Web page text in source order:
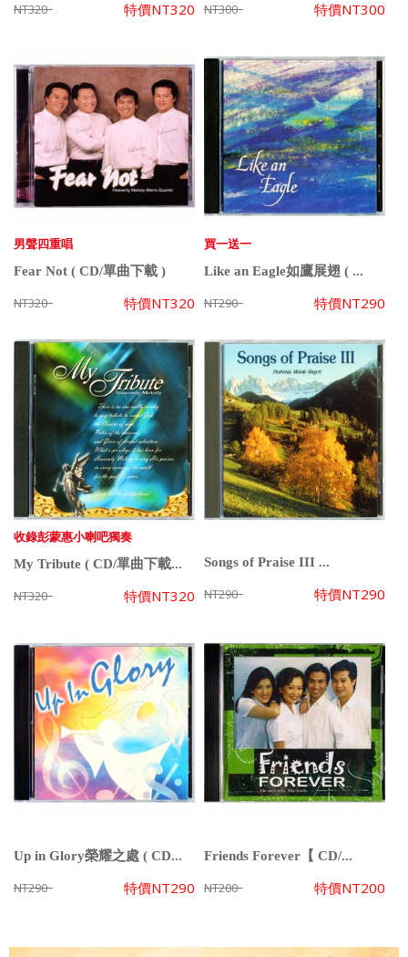
NT320 特價NT320 NT300 特價NT300
男聲四重唱
Fear Not ( CD/單曲下載 )
NT320 特價NT320
買一送一
Like an Eagle如鷹展翅 ( ...
NT290 特價NT290
收錄彭蒙惠小喇吧獨奏
My Tribute ( CD/單曲下載...
NT320 特價NT320
Songs of Praise III ...
NT290 特價NT290
Up in Glory榮耀之處 ( CD...
NT290 特價NT290
Friends Forever【 CD/...
NT200 特價NT200